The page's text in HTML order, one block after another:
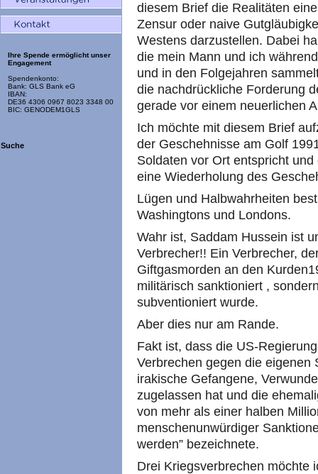
Ihre Spende ermöglicht unser
Engagement
Spendenkonto:
Bank: GLS Bank eG
IBAN:
DE36 4306 0967 8023 3348 00
BIC: GENODEM1GLS
Suche
diesem Brief die Realitäten
Zensur oder naive
Westens darzustellen. Dabei
die mein Mann und ich
und in den Folgejahren
die nachdrückliche Forderung
gerade vor einem neuerlichen
Ich möchte mit diesem Brief
der Geschehnisse am Golf
Soldaten vor Ort entspricht
eine Wiederholung des
Lügen und Halbwahrheiten
Washingtons und Londons.
Wahr ist, Saddam Hussein ist
Verbrecher!! Ein Verbrecher,
Giftgasmorden an den
militärisch sanktioniert ,
subventioniert wurde.
Aber dies nur am Rande.
Fakt ist, dass die US-
Verbrechen gegen die eigenen
irakische Gefangene,
zugelassen hat und die
von mehr als einer halben
menschenunwürdiger
werden” bezeichnete.
Drei Kriegsverbrechen möchte